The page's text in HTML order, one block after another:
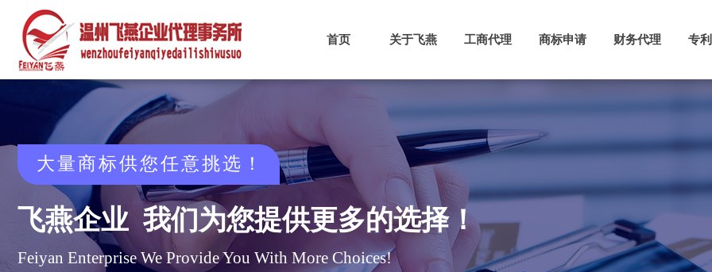
Feiyan Enterprise We Provide You With More Choices!
大量商标供您任意挑选 ​！
飞燕企业 我们 为您提供更多的选择！
首页 关于飞燕 工商代理 商标申请 财务代理 专